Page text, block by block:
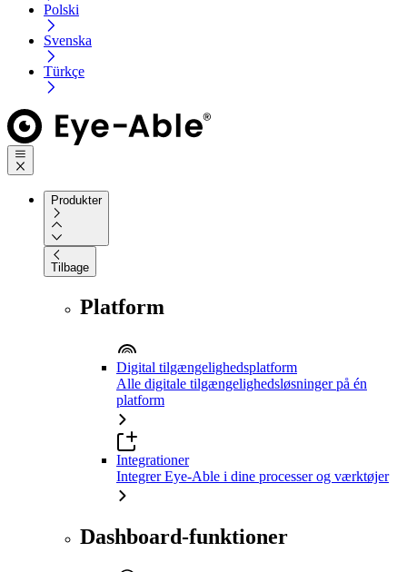
Polski
Svenska
Türkçe
Produkter
Tilbage
Platform
Digital tilgængelighedsplatform
Alle digitale tilgængelighedsløsninger på én
platform
Integrationer
Integrer Eye-Able i dine processer og værktøjer
Dashboard-funktioner